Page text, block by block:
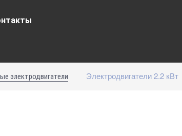
электродвигатели Электродвигатели 2.2 кВт